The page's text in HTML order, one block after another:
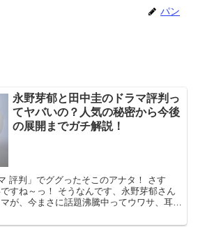
パン
永野芽郁と田中圭のドラマ評判っ
てヤバいの？人気の秘密から今後
の展開までガチ解説！
判」でググったそこのアナタ！ さす
んです、永野芽郁さん
が、今まさに話題沸騰中ってウワサ、耳に